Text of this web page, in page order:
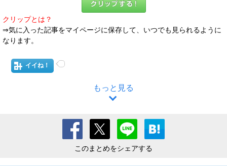
クリップとは？
⇒気に入った記事をマイページに保存して、いつでも見られるように
なります。
イイね！
もっと見る
このまとめをシェアする